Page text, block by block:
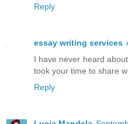
Reply
essay writing services
I have never heard
took your time to share
Reply